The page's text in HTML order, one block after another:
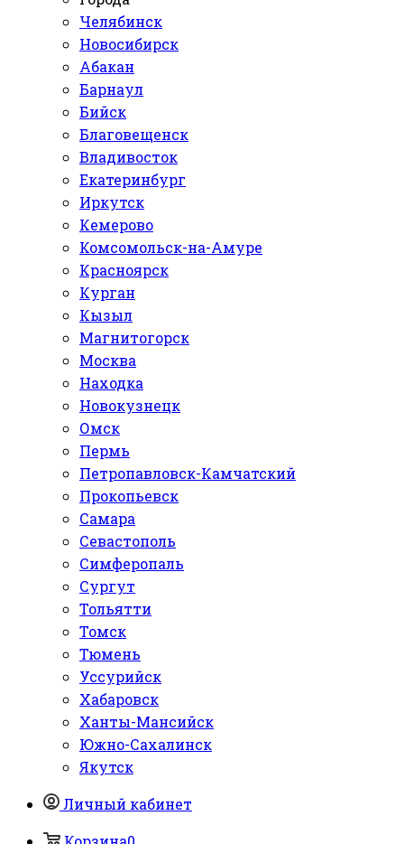
Челябинск
Новосибирск
Абакан
Барнаул
Бийск
Благовещенск
Владивосток
Екатеринбург
Иркутск
Кемерово
Комсомольск-на-Амуре
Красноярск
Курган
Кызыл
Магнитогорск
Москва
Находка
Новокузнецк
Омск
Пермь
Петропавловск-Камчатский
Прокопьевск
Самара
Севастополь
Симферопаль
Сургут
Тольятти
Томск
Тюмень
Уссурийск
Хабаровск
Ханты-Мансийск
Южно-Сахалинск
Якутск
Личный кабинет